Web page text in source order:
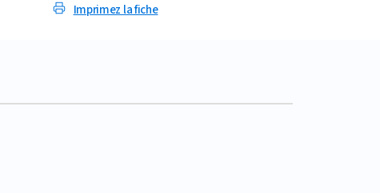
Imprimez la fiche